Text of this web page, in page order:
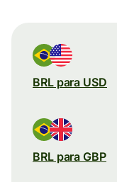
BRL para USD
BRL para GBP